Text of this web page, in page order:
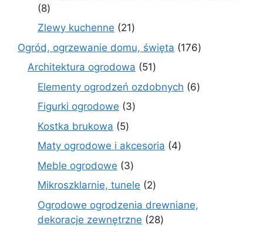
88
produktów
Zlewy kuchenne 2121
produktów
Ogród, ogrzewanie domu, święta 176176
Architektura ogrodowa 5151
produktów
Elementy ogrodzeń ozdobnych 66
Figurki ogrodowe 33
Kostka brukowa 55
produktów
Maty ogrodowe i akcesoria 44
Meble ogrodowe 33
produkty
Mikroszklarnie, tunele 22
produkty
Ogrodowe ogrodzenia drewniane,
dekoracje zewnętrzne
2828